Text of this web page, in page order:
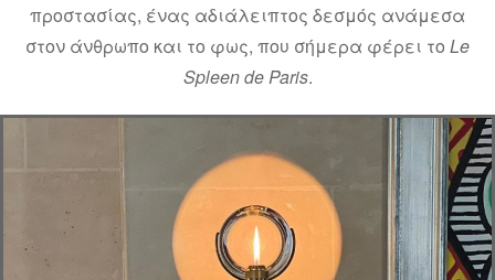
προστασίας, ένας αδιάλειπτος δεσμός ανάμεσα
στον άνθρωπο και το φως, που σήμερα φέρει το Le
Spleen de Paris.